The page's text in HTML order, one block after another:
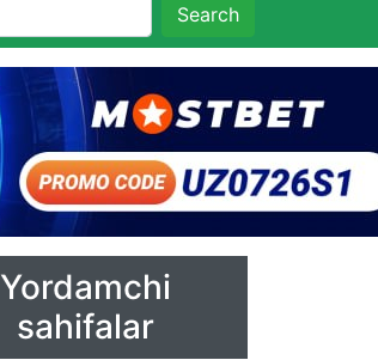
Search
Yordamchi
sahifalar